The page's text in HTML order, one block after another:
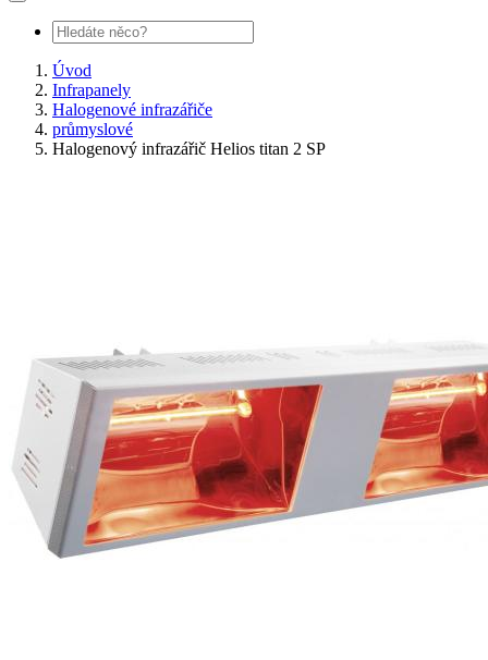
Úvod
Infrapanely
Halogenové infrazářiče
průmyslové
Halogenový infrazářič Helios titan 2 SP